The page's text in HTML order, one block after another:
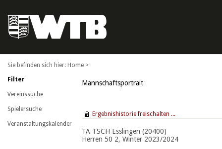
Mannschaftsportrait
Home >
Filter
Vereinssuche
Spielersuche
Veranstaltungskalender
Ergebnishistorie freischalten ...
TA TSCH Esslingen (20400)
Herren 50 2, Winter 2023/2024